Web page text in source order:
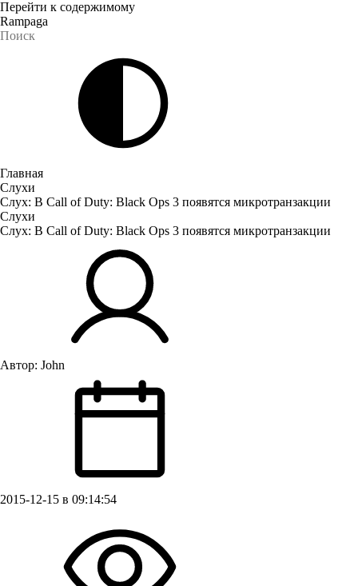
Перейти к содержимому
Rampaga
Главная
Слухи
Слух: В Call of Duty: Black Ops 3 появятся микротранзакции
Слухи
Слух: В Call of Duty: Black Ops 3 появятся микротранзакции
Автор: John
2015-12-15 в 09:14:54